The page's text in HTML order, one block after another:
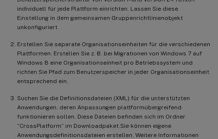
individuell für jede Plattform einrichten. Lassen Sie diese
Einstellung in dem gemeinsamen Gruppenrichtlinienobjekt
unkonfiguriert.
Erstellen Sie separate Organisationseinheiten für die verschiedenen
Plattformen. Erstellen Sie z. B. bei Migrationen von Windows 7 auf
Windows 8 eine Organisationseinheit pro Betriebssystem und
richten Sie Pfad zum Benutzerspeicher in jeder Organisationseinheit
entsprechend ein.
Suchen Sie die Definitionsdateien (XML) für die unterstützten
Anwendungen, deren Anpassungen plattformübergreifend
funktionieren sollen. Diese Dateien befinden sich im Ordner
“CrossPlatform” im Downloadpaket.Sie können eigene
Anwendungsdefinitionsdateien erstellen. Weitere Informationen